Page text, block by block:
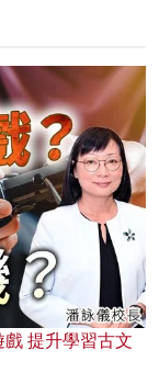
提升學習古文